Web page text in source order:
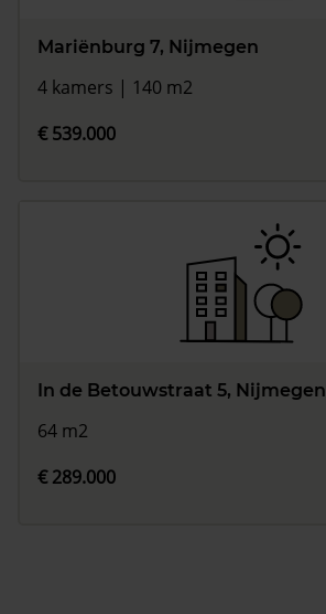
Mariënburg 7, Nijmegen
4 kamers | 140 m2
€ 539.000
In de Betouwstraat 5, Nijmegen
64 m2
€ 289.000